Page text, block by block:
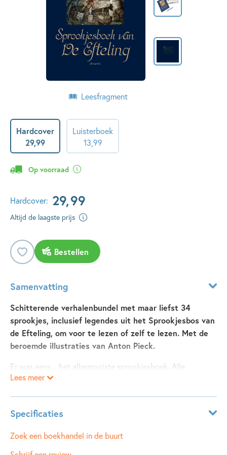
Leesfragment
Hardcover
29,99
Luisterboek
13 99
Op voorraad
Hardcover: 29,99
Altijd de laagste prijs
Bestellen
Samenvatting
Schitterende verhalenbundel met maar liefst 34
sprookjes, inclusief legendes uit het Sprookjesbos van
de Efteling, om voor te lezen of zelf te lezen. Met de
beroemde illustraties van Anton Pieck.
Er was eens... het allermooiste sprookjesboek. Alle
sprookjes uit de Efteling stonden erin: Assepoester, Vrouw
door Anton Pieck, waar je elke keer opnieuw naar wilde
kijken. En dat is
boek!
Lees meer
Specificaties
Leeftijdsindicatie: 4 - 100 jaar
ISBN:
9789021666761
Zoek een boekhandel in de buurt